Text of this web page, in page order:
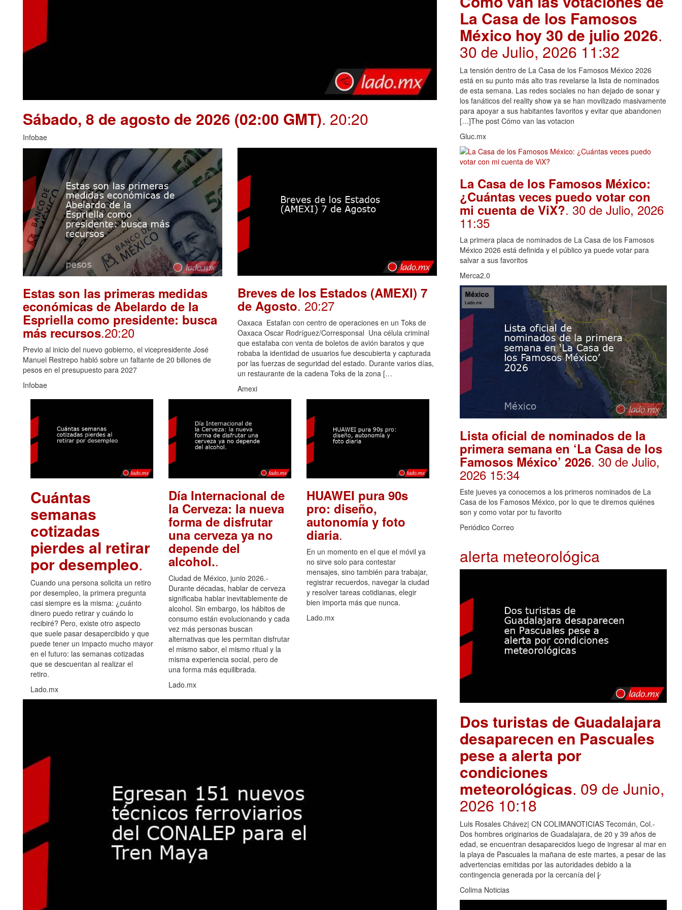
Sábado, 8 de agosto de 2026 (02:00 GMT). 20:20
Infobae
Estas son las primeras medidas
económicas de Abelardo de la
Espriella como presidente: busca
más recursos.20:20
Previo al inicio del nuevo gobierno, el vicepresidente José
Manuel Restrepo habló sobre un faltante de 20 billones de
pesos en el presupuesto para 2027
Infobae
Breves de los Estados (AMEXI) 7
de Agosto. 20:27
Oaxaca Estafan con centro de operaciones en un Toks de
Oaxaca Oscar Rodríguez/Corresponsal Una célula criminal
que estafaba con venta de boletos de avión baratos y que
robaba la identidad de usuarios fue descubierta y capturada
por las fuerzas de seguridad del estado. Durante varios días,
un restaurante de la cadena Toks de la zona […
Amexi
Cuántas
semanas
cotizadas
pierdes al retirar
por desempleo.
Cuando una persona solicita un retiro
por desempleo, la primera pregunta
casi siempre es la misma: ¿cuánto
dinero puedo retirar y cuándo lo
recibiré? Pero, existe otro aspecto
que suele pasar desapercibido y que
puede tener un impacto mucho mayor
en el futuro: las semanas cotizadas
que se descuentan al realizar el
retiro.
Lado.mx
Día Internacional de
la Cerveza: la nueva
forma de disfrutar
una cerveza ya no
depende del
alcohol..
Ciudad de México, junio 2026.-
Durante décadas, hablar de cerveza
significaba hablar inevitablemente de
alcohol. Sin embargo, los hábitos de
consumo están evolucionando y cada
vez más personas buscan
alternativas que les permitan disfrutar
el mismo sabor, el mismo ritual y la
misma experiencia social, pero de
una forma más equilibrada.
Lado.mx
HUAWEI pura 90s
pro: diseño,
autonomía y foto
diaria.
En un momento en el que el móvil ya
no sirve solo para contestar
mensajes, sino también para trabajar,
registrar recuerdos, navegar la ciudad
y resolver tareas cotidianas, elegir
bien importa más que nunca.
Lado.mx
La Casa de los Famosos
México hoy 30 de julio 2026.
30 de Julio, 2026 11:32
La tensión dentro de La Casa de los Famosos México 2026
está en su punto más alto tras revelarse la lista de nominados
de esta semana. Las redes sociales no han dejado de sonar y
los fanáticos del reality show ya se han movilizado masivamente
para apoyar a sus habitantes favoritos y evitar que abandonen
[…]The post Cómo van las votacion
Gluc.mx
La Casa de los Famosos México:
¿Cuántas veces puedo votar con
mi cuenta de ViX?. 30 de Julio, 2026
11:35
La primera placa de nominados de La Casa de los Famosos
México 2026 está definida y el público ya puede votar para
salvar a sus favoritos
Merca2.0
Lista oficial de nominados de la
primera semana en ‘La Casa de los
Famosos México’ 2026. 30 de Julio,
2026 15:34
Este jueves ya conocemos a los primeros nominados de La
Casa de los Famosos México, por lo que te diremos quiénes
son y como votar por tu favorito
Periódico Correo
alerta meteorológica
Dos turistas de Guadalajara
desaparecen en Pascuales
pese a alerta por
condiciones
meteorológicas. 09 de Junio,
2026 10:18
Luis Rosales Chávez| CN COLIMANOTICIAS Tecomán, Col.-
Dos hombres originarios de Guadalajara, de 20 y 39 años de
edad, se encuentran desaparecidos luego de ingresar al mar en
la playa de Pascuales la mañana de este martes, a pesar de las
advertencias emitidas por las autoridades debido a la
contingencia generada por la cercanía del [̷
Colima Noticias